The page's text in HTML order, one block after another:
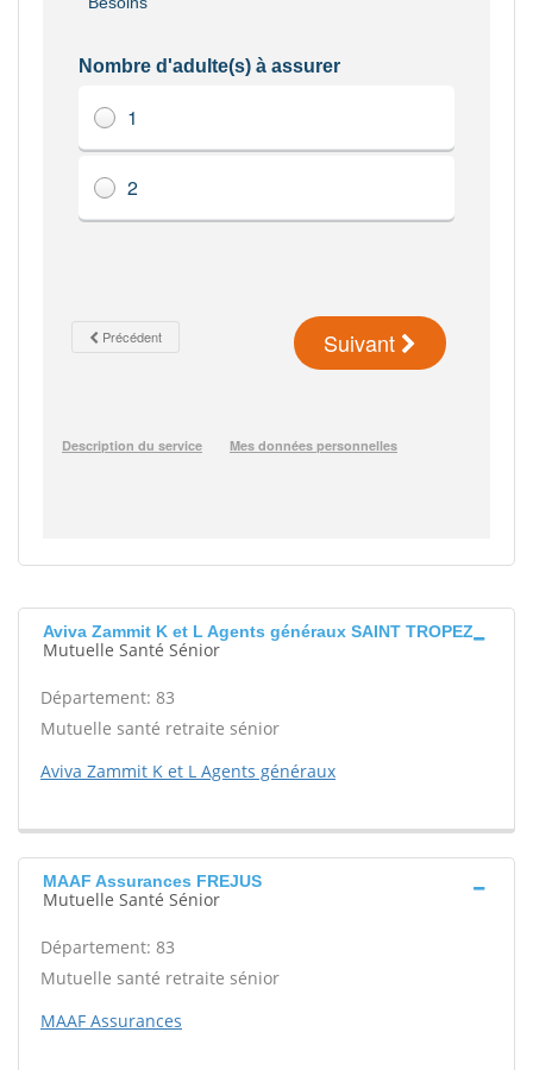
Aviva Zammit K et L Agents généraux SAINT TROPEZ
Mutuelle Santé Sénior
Département: 83
Mutuelle santé retraite sénior
Aviva Zammit K et L Agents généraux
MAAF Assurances FREJUS
Mutuelle Santé Sénior
Département: 83
Mutuelle santé retraite sénior
MAAF Assurances